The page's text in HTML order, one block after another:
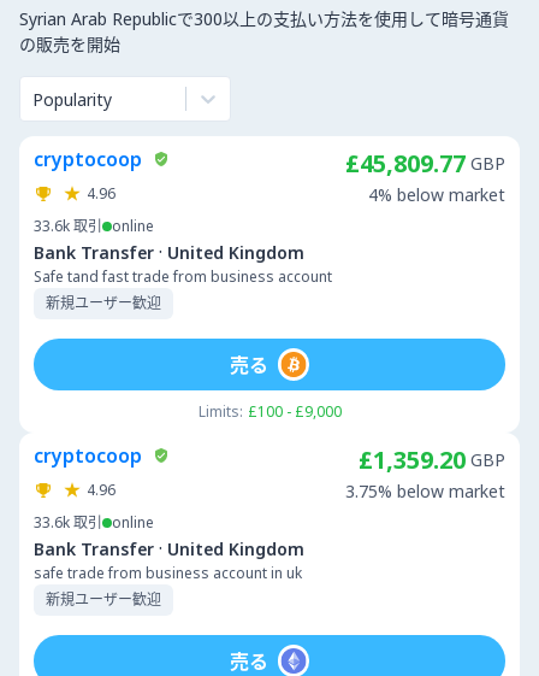
Syrian Arab Republicで300以上の支払い方法を使用して暗号通貨
の販売を開始
Popularity
cryptocoop
4.96
33.6k取引 online
Bank Transfer · United Kingdom
Safe tand fast trade from business account
新規ユーザー歓迎
£45,809.77 GBP
4% below market
Limits: £100 - £9,000
売る
cryptocoop
4.96
33.6k取引 online
Bank Transfer · United Kingdom
safe trade from business account in uk
新規ユーザー歓迎
£1,359.20 GBP
3.75% below market
売る